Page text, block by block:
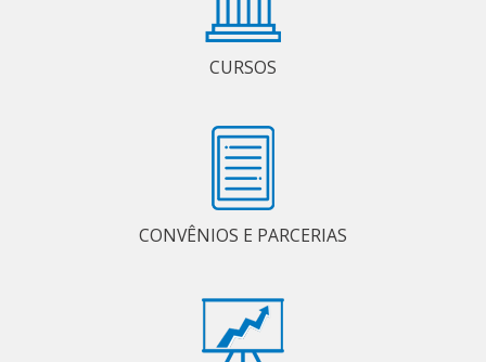
CURSOS
CONVÊNIOS E PARCERIAS